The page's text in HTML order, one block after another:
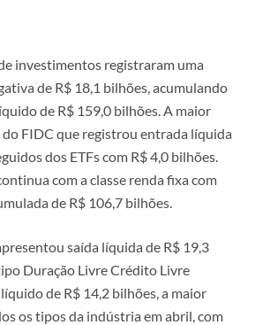
investimentos registraram uma
de R$ 18,1 bilhões, acumulando
de R$ 159,0 bilhões. A maior
FIDC que registrou entrada líquida
dos ETFs com R$ 4,0 bilhões.
com a classe renda fixa com
de R$ 106,7 bilhões.
saída líquida de R$ 19,3
Duração Livre Crédito Livre
de R$ 14,2 bilhões, a maior
os tipos da indústria em abril, com